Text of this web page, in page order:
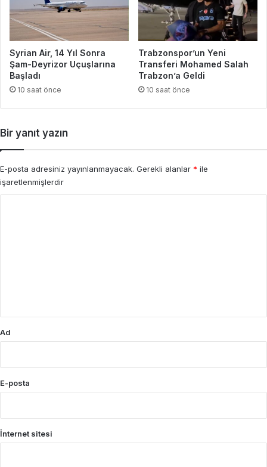
Syrian Air, 14 Yıl Sonra
Şam-Deyrizor Uçuşlarına
Başladı
10 saat önce
Trabzonspor’un Yeni
Transferi Mohamed Salah
Trabzon’a Geldi
10 saat önce
Bir yanıt yazın
E-posta adresiniz yayınlanmayacak. Gerekli alanlar * ile
işaretlenmişlerdir
Ad
E-posta
İnternet sitesi